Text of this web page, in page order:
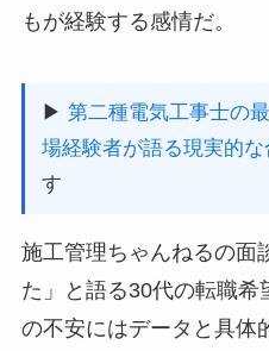
もが経験する感情だ。
▶ 第二種電気工事士の
場経験者が語る現実的
す
施工管理ちゃんねるの面
た」と語る30代の転職希
の不安にはデータと具体